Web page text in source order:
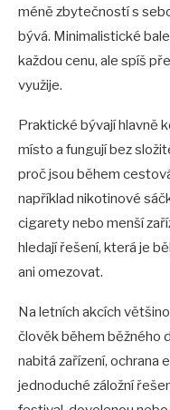
méně zbytečností s
bývá. Minimalistické
každou cenu, ale spíš
využije.
Praktické bývají hlavně
místo a fungují bez
proč jsou během
například nikotinové
cigarety nebo menší
hledají řešení, která je
ani omezovat.
Na letních akcích
člověk během běžného
nabitá zařízení, ochrana
jednoduché záložní